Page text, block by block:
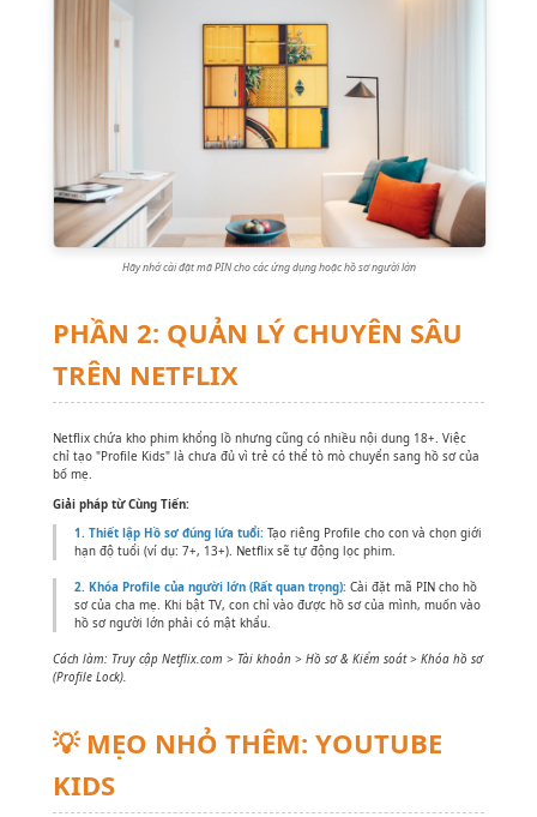
Hãy nhớ cài đặt mã PIN cho các ứng dụng hoặc hồ sơ người lớn
PHẦN 2: QUẢN LÝ CHUYÊN SÂU
TRÊN NETFLIX
Netflix chứa kho phim khổng lồ nhưng cũng có nhiều nội dung 18+. Việc
chỉ tạo "Profile Kids" là chưa đủ vì trẻ có thể tò mò chuyển sang hồ sơ của
bố mẹ.
Giải pháp từ Cùng Tiến:
1. Thiết lập Hồ sơ đúng lứa tuổi: Tạo riêng Profile cho con và chọn giới
hạn độ tuổi (ví dụ: 7+, 13+). Netflix sẽ tự động lọc phim.
2. Khóa Profile của người lớn (Rất quan trọng): Cài đặt mã PIN cho hồ
sơ của cha mẹ. Khi bật TV, con chỉ vào được hồ sơ của mình, muốn vào
hồ sơ người lớn phải có mật khẩu.
Cách làm: Truy cập Netflix.com > Tài khoản > Hồ sơ & Kiểm soát > Khóa hồ sơ
(Profile Lock).
💡 MẸO NHỎ THÊM: YOUTUBE
KIDS